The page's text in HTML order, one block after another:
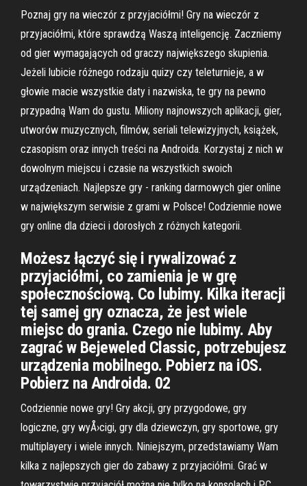
Poznaj gry na wieczór z przyjaciółmi! Gry na wieczór z
przyjaciółmi, które sprawdzą Waszą inteligencję. Zaczniemy
od gier wymagających od graczy największego skupienia.
Jeżeli lubicie różnego rodzaju quizy czy teleturnieje, a w
głowie macie wszystkie daty i nazwiska, te gry na pewno
przypadną Wam do gustu. Miliony najnowszych aplikacji, gier,
utworów muzycznych, filmów, seriali telewizyjnych, książek,
czasopism oraz innych treści na Androida. Korzystaj z nich w
dowolnym miejscu i czasie na wszystkich swoich
urządzeniach. Najlepsze gry - ranking darmowych gier online
w największym serwisie z grami w Polsce! Codziennie nowe
gry online dla dzieci i dorosłych z różnych kategorii.
Możesz łączyć się i rywalizować z
przyjaciółmi, co zamienia je w grę
społecznościową. Co lubimy. Kilka iteracji
tej samej gry oznacza, że jest wiele
miejsc do grania. Czego nie lubimy. Aby
zagrać w Bejeweled Classic, potrzebujesz
urządzenia mobilnego. Pobierz na iOS.
Pobierz na Androida. 02
Codziennie nowe gry! Gry akcji, gry przygodowe, gry
logiczne, gry wyÅ›cigi, gry dla dziewczyn, gry sportowe, gry
multiplayery i wiele innych. Niniejszym, przedstawiamy Wam
kilka z najlepszych gier do zabawy z przyjaciółmi. Grać w